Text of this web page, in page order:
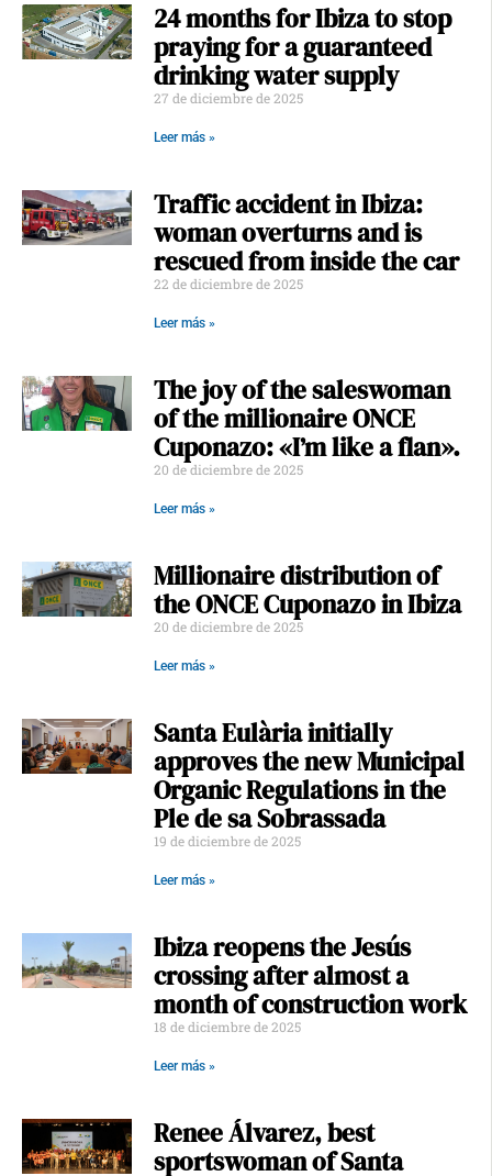
24 months for Ibiza to stop
praying for a guaranteed
drinking water supply
27 de diciembre de 2025
Leer más »
Traffic accident in Ibiza:
woman overturns and is
rescued from inside the car
22 de diciembre de 2025
Leer más »
The joy of the saleswoman
of the millionaire ONCE
Cuponazo: «I’m like a flan».
20 de diciembre de 2025
Leer más »
Millionaire distribution of
the ONCE Cuponazo in Ibiza
20 de diciembre de 2025
Leer más »
Santa Eulària initially
approves the new Municipal
Organic Regulations in the
Ple de sa Sobrassada
19 de diciembre de 2025
Leer más »
Ibiza reopens the Jesús
crossing after almost a
month of construction work
18 de diciembre de 2025
Leer más »
Renee Álvarez, best
sportswoman of Santa